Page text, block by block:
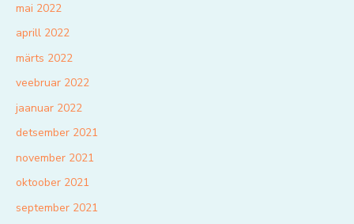
mai 2022
aprill 2022
märts 2022
veebruar 2022
jaanuar 2022
detsember 2021
november 2021
oktoober 2021
september 2021